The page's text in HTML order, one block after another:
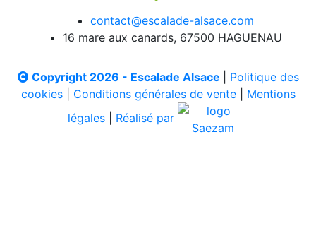
contact@escalade-alsace.com
16 mare aux canards, 67500 HAGUENAU
Copyright 2026 - Escalade Alsace
Politique des
cookies| Conditions générales de vente| Mentions
légales
Réalisé par